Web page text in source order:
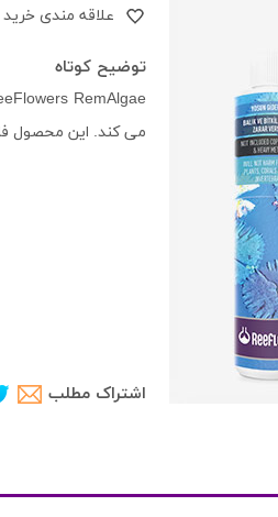
علاقه مندی خرید
توضیح کوتاه
می کند. این محصول
اشتراک مطلب